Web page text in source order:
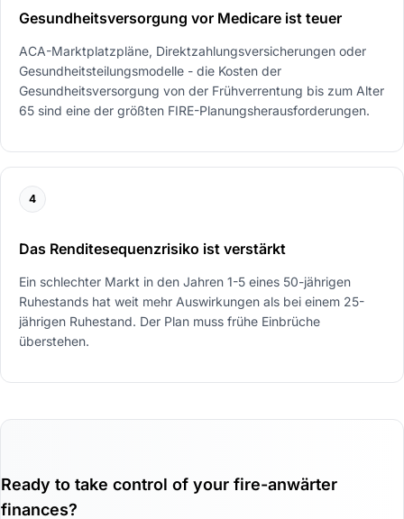
Gesundheitsversorgung vor Medicare ist teuer
ACA-Marktplatzpläne, Direktzahlungsversicherungen oder
Gesundheitsteilungsmodelle - die Kosten der
Gesundheitsversorgung von der Frühverrentung bis zum Alter
65 sind eine der größten FIRE-Planungsherausforderungen.
4
Das Renditesequenzrisiko ist verstärkt
Ein schlechter Markt in den Jahren 1-5 eines 50-jährigen
Ruhestands hat weit mehr Auswirkungen als bei einem 25-
jährigen Ruhestand. Der Plan muss frühe Einbrüche
überstehen.
Ready to take control of your fire-anwärter
finances?